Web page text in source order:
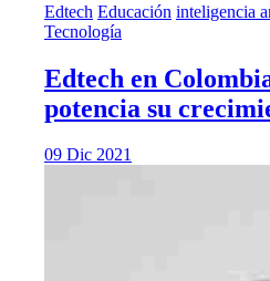
Edtech Educación inteligencia
Tecnología
Edtech en
potencia su
09 Dic 2021